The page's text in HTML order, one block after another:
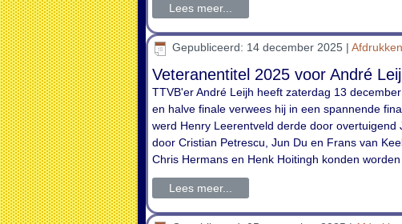
Lees meer...
Gepubliceerd: 14 december 2025 | Afdrukken
Veteranentitel 2025 voor André
TTVB'er André Leijh heeft zaterdag 13
en halve finale verwees hij in een spannende
werd Henry Leerentveld derde door
door Cristian Petrescu, Jun Du en Frans van
Chris Hermans en Henk Hoitingh konden worden
Lees meer...